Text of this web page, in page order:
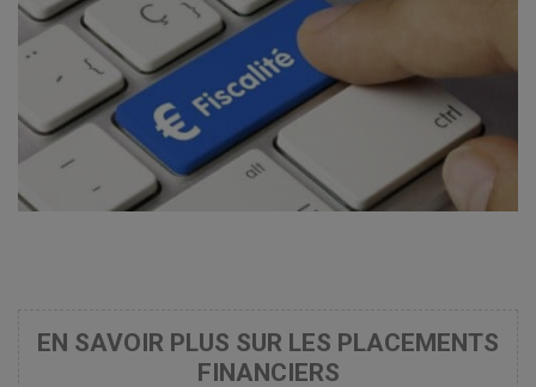
EN SAVOIR PLUS SUR LES PLACEMENTS
FINANCIERS